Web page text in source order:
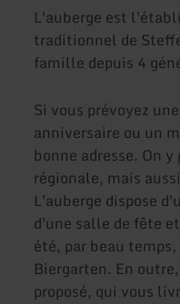
L'auberge est
traditionnel de
famille depuis 4
Si vous prévoyez
anniversaire ou un
bonne adresse. On
régionale, mais
L'auberge dispose
d'une salle de fête
été, par beau
Biergarten. En
proposé, qui vous